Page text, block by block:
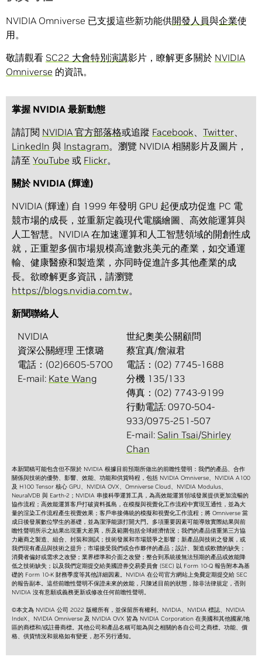
NVIDIA Omniverse 已支援這些新功能供開發人員與企業使
用。
敬請觀看 SC22 大會特別演講影片，瞭解更多關於 NVIDIA
Omniverse 的資訊。
掌握 NVIDIA 最新動態
請訂閱 NVIDIA 官方部落格或追蹤 Facebook、 Twitter、
LinkedIn 與 Instagram。瀏覽 NVIDIA 相關影片及圖片，
請至 YouTube 或 Flickr。
關於 NVIDIA (輝達)
NVIDIA (輝達) 自 1999 年發明 GPU 起便成功促進 PC 電
競市場的成長，並重新定義現代電腦繪圖、高效能運算與
人工智慧。NVIDIA 在加速運算和人工智慧領域的開創性成
就，正重塑多個市場規模高達數兆美元的產業，如交通運
輸、健康醫療和製造業，亦同時促進許多其他產業的成
長。欲瞭解更多資訊，請瀏覽
https://blogs.nvidia.com.tw。
新聞聯絡人
NVIDIA
資深公關經理 王懷璐
電話：(02)6605-5700
E-mail: Kate Wang
世紀奧美公關顧問
蔡宜真/詹淑君
電話：(02) 7745-1688
分機 135/133
傳真：(02) 7743-9199
行動電話: 0970-504-
933/0975-251-507
E-mail: Salin Tsai/Shirley
Chan
本新聞稿可能包含但不限於 NVIDIA 根據目前預期所做出的前瞻性聲明：我們的產品、合作
關係與技術的優勢、影響、效能、功能和供貨時程，包括 NVIDIA Omniverse、NVIDIA A100
及 H100 Tensor 核心 GPU、NVIDIA OVX、Omniverse Cloud、NVIDIA Modulus、
NeuralVDB 與 Earth-2；NVIDIA 串接科學運算工具，為高效能運算領域發展提供更加流暢的
協作流程；高效能運算客戶打破資料孤島，在模擬與視覺化工作流程中實現互通性，並為大
量的渲染工作流程產生視覺效果；客戶串接傳統的模擬和視覺化工作流程；將 Omniverse 當
成日後發展數位孿生的基礎，並為潔淨能源打開大門。多項重要因素可能導致實際結果與前
瞻性聲明所示之結果出現重大差異，所及範圍包括全球經濟情況；我們的產品借重第三方協
力廠商之製造、組合、封裝和測試；技術發展和市場競爭之影響；新產品與技術之發展，或
我們現有產品與技術之提升；市場接受我們或合作夥伴的產品；設計、製造或軟體的缺失；
消費者偏好或需求之改變；業界標準和介面之改變；整合到系統後無法預期的產品或效能降
低之技術缺失；以及我們定期提交給美國證券交易委員會 (SEC) 以 Form 10-Q 報告附本為基
礎的 Form 10-K 財務季度等其他詳細因素。NVIDIA 在公司官方網站上免費定期提交給 SEC
的報告副本。這些前瞻性聲明不保證未來的效能，只陳述目前的狀態，除非法律規定，否則
NVIDIA 沒有意願或義務更新或修改任何前瞻性聲明。
©本文為 NVIDIA 公司 2022 版權所有，並保留所有權利。NVIDIA、NVIDIA 標誌、NVIDIA
IndeX、NVIDIA Omniverse 及 NVIDIA OVX 皆為 NVIDIA Corporation 在美國和其他國家/地
區的商標和/或註冊商標。其他公司和產品名稱可能為與之相關的各自公司之商標。功能、價
格、供貨情況和規格如有變更，恕不另行通知。